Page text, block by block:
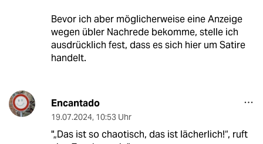
Bevor ich aber möglicherweise eine Anzeige
wegen übler Nachrede bekomme, stelle ich
ausdrücklich fest, dass es sich hier um Satire
handelt.
Encantado
19.07.2024, 10:53 Uhr
"„Das ist so chaotisch, das ist lächerlich!“, ruft